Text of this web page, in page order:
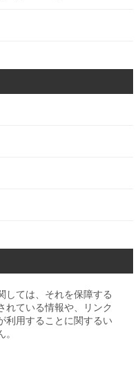
しては、それを保障する
れている情報や、リンク
利用することに関するい